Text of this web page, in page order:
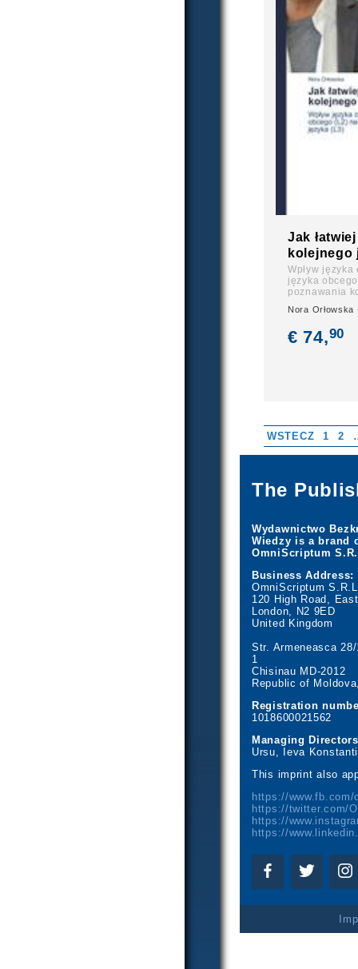
Jak
kolejnego
Wpływ
języka
poznawania
Nora
€ 74,90
WSTECZ 1 2
The
Wydawnictwo
Wiedzy is a brand
OmniScriptum
Business Address:
OmniScriptum
120 High Road,
London, N2 9ED
United Kingdom
Str. Armeneasca
1
Chisinau MD-2012
Republic of
Registration
1018600021562
Managing
Ursu, Ieva
This imprint also